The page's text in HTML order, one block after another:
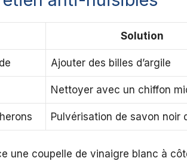
Solution
Ajouter des billes d’argile
Nettoyer avec un chiffon
Pulvérisation de savon noir
une coupelle de vinaigre blanc à